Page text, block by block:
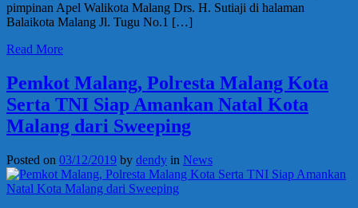
pimpinan Apel Walikota Malang Drs. H. Sutiaji di halaman
Balaikota Malang Jl. Tugu No.1 […]
Read More
Pemkot Malang, Polresta Malang Kota
Serta TNI Siap Amankan Natal Kota
Malang dari Sweeping
Posted on 03/12/2019 by dendy in News